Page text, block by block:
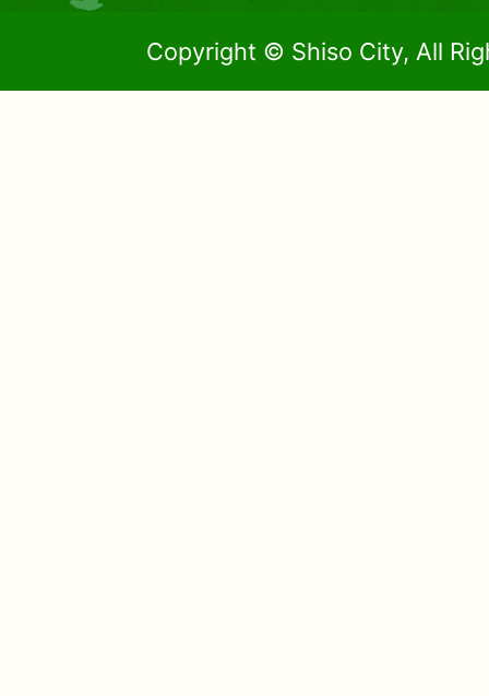
Copyright © Shiso City, All